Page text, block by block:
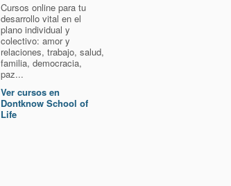
Cursos online para tu
desarrollo vital en el
plano individual y
colectivo: amor y
relaciones, trabajo, salud,
familia, democracia,
paz...
Ver cursos en
Dontknow School of
Life